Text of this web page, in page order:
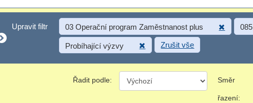
Upravit filtr
Upravit filtr 03 Operační program Zaměstnanost plus 085
Probíhající výzvy Zrušit vše
Řadit podle: Směr
řazení: